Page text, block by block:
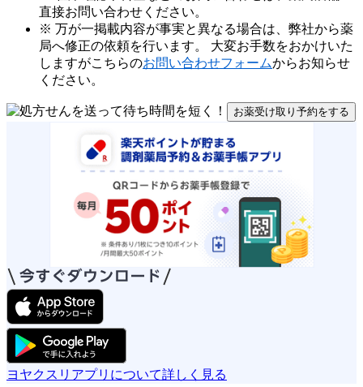
直接お問い合わせください。
※ 万が一掲載内容が事実と異なる場合は、弊社から薬
局へ修正の依頼を行います。 大変お手数をおかけいた
しますがこちらのお問い合わせフォームからお知らせ
ください。
お薬受け取り予約をする
ヨヤクスリアプリについて詳しく見る